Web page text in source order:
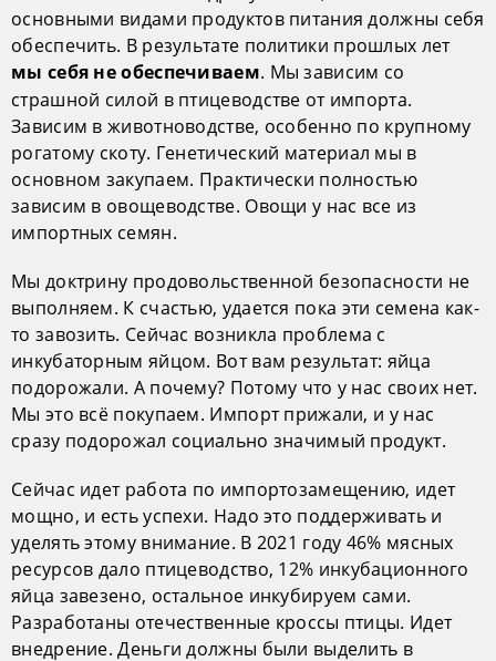
основными видами продуктов питания должны себя
обеспечить. В результате политики прошлых лет
мы себя не обеспечиваем. Мы зависим со
страшной силой в птицеводстве от импорта.
Зависим в животноводстве, особенно по крупному
рогатому скоту. Генетический материал мы в
основном закупаем. Практически полностью
зависим в овощеводстве. Овощи у нас все из
импортных семян.
Мы доктрину продовольственной безопасности не
выполняем. К счастью, удается пока эти семена как-
то завозить. Сейчас возникла проблема с
инкубаторным яйцом. Вот вам результат: яйца
подорожали. А почему? Потому что у нас своих нет.
Мы это всё покупаем. Импорт прижали, и у нас
сразу подорожал социально значимый продукт.
Сейчас идет работа по импортозамещению, идет
мощно, и есть успехи. Надо это поддерживать и
уделять этому внимание. В 2021 году 46% мясных
ресурсов дало птицеводство, 12% инкубационного
яйца завезено, остальное инкубируем сами.
Разработаны отечественные кроссы птицы. Идет
внедрение. Деньги должны были выделить в